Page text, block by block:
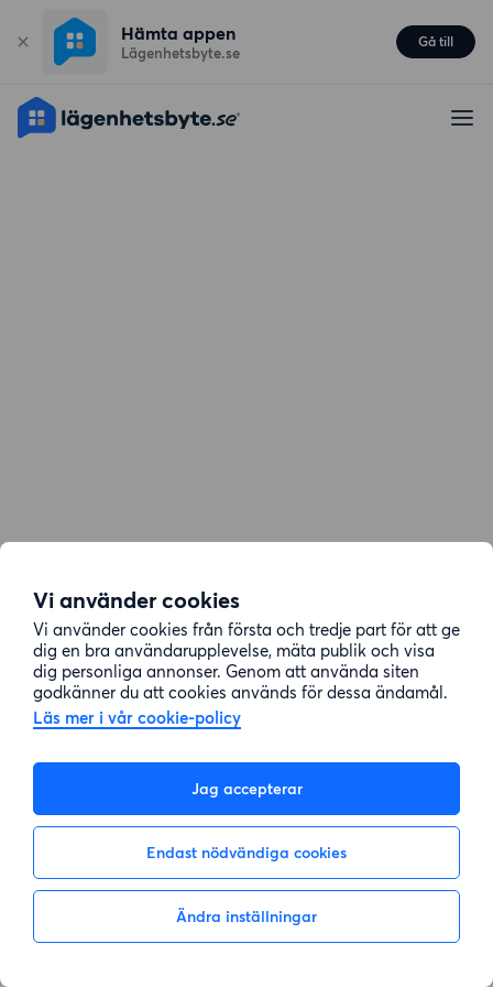
Vi använder cookies
Vi använder cookies från första och tredje part för att ge
dig en bra användarupplevelse, mäta publik och visa
dig personliga annonser. Genom att använda siten
godkänner du att cookies används för dessa ändamål.
Läs mer i vår cookie-policy
Jag accepterar
Endast nödvändiga cookies
Ändra inställningar
Hämta appen
Lägenhetsbyte.se
Gå till